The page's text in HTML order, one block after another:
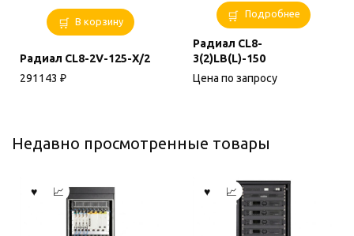
В корзину
Радиал CL8-2V-125-X/2
291143 ₽
Подробнее
Радиал CL8-
3(2)LB(L)-150
Цена по запросу
Недавно просмотренные товары